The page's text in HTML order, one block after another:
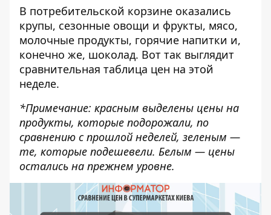
В потребительской корзине оказались
крупы, сезонные овощи и фрукты, мясо,
молочные продукты, горячие напитки и,
конечно же, шоколад. Вот так выглядит
сравнительная таблица цен на этой
неделе.
*Примечание: красным выделены цены на
продукты, которые подорожали, по
сравнению спрошлой неделей, зеленым —
те, которые подешевели. Белым — цены
остались на прежнем уровне.